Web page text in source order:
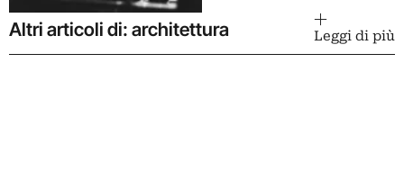
Altri articoli di: architettura Leggi di più